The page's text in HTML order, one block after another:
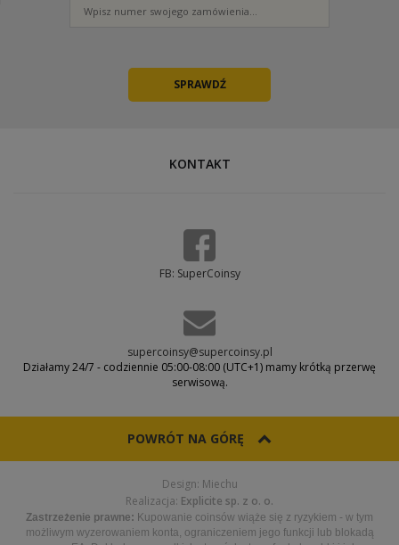
KONTAKT
FB: SuperCoinsy
supercoinsy@supercoinsy.pl
Działamy 24/7 - codziennie 05:00-08:00 (UTC+1) mamy krótką przerwę
serwisową.
POWRÓT NA GÓRĘ
Design: Miechu
Realizacja: Explicite sp. z o. o.
Zastrzeżenie prawne: Kupowanie coinsów wiąże się z ryzykiem - w tym
możliwym wyzerowaniem konta, ograniczeniem jego funkcji lub blokadą